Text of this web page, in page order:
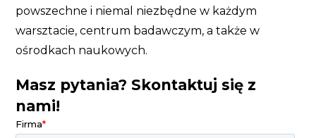
powszechne i niemal niezbędne w każdym
warsztacie, centrum badawczym, a także w
ośrodkach naukowych.
Masz pytania? Skontaktuj się z
nami!